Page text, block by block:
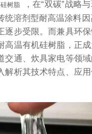
树脂
，在“双碳”战略
统溶剂型耐高温涂料
逐步受限。而兼具环
高温有机硅树脂，正成
交通、炊具家电等领域
解析其技术特点、应